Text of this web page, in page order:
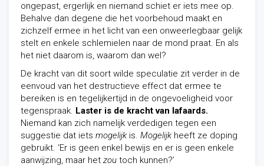
ongepast, ergerlijk en niemand schiet er iets mee op.
Behalve dan degene die het voorbehoud maakt en
zichzelf ermee in het licht van een onweerlegbaar gelijk
stelt en enkele schlemielen naar de mond praat. En als
het niet daarom is, waarom dan wel?
De kracht van dit soort wilde speculatie zit verder in de
eenvoud van het destructieve effect dat ermee te
bereiken is en tegelijkertijd in de ongevoeligheid voor
tegenspraak. Laster is de kracht van lafaards.
Niemand kan zich namelijk verdedigen tegen een
suggestie dat iets mogelijk is. Mogelijk heeft ze doping
gebruikt. ‘Er is geen enkel bewijs en er is geen enkele
aanwijzing, maar het zou toch kunnen?’